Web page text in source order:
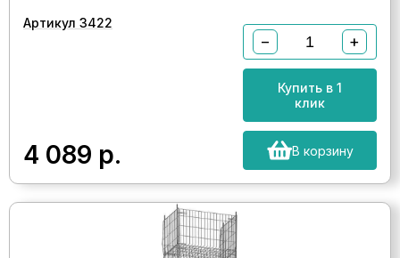
Артикул 3422
4 089 р.
− +
Купить в 1
клик
В корзину